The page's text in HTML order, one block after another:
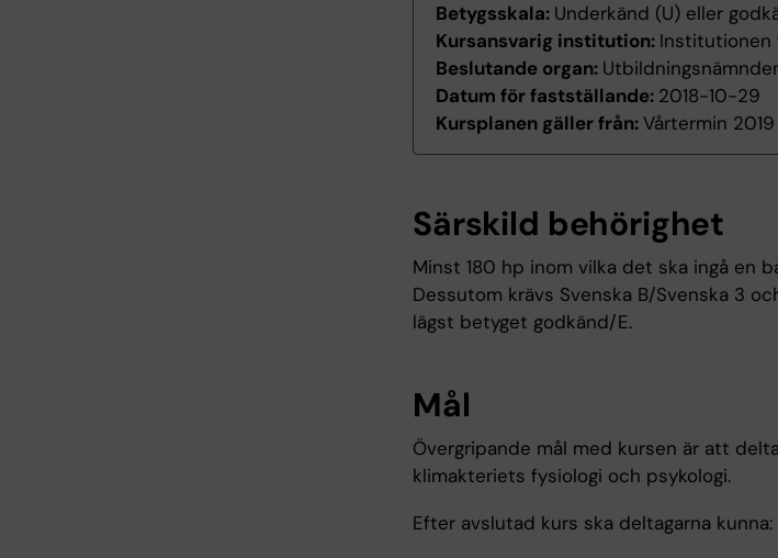
Betygsskala: Underkänd (U) eller
Kursansvarig institution: Institutionen
Beslutande organ:
Datum för fastställande: 2018-10-29
Kursplanen gäller från:Vårtermin 2019
Särskild behörighet
Minst 180 hp inom vilka det ska ingå en
Dessutom krävs Svenska B/Svenska 3
lägst betyget godkänd/E.
Mål
Övergripande mål med kursen är att
klimakteriets fysiologi och psykologi.
Efter avslutad kurs ska deltagarna kunna: